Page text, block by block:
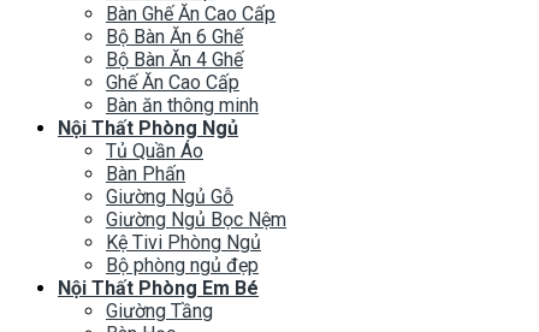
Bàn Ghế Ăn Cao Cấp
Bộ Bàn Ăn 6 Ghế
Bộ Bàn Ăn 4 Ghế
Ghế Ăn Cao Cấp
Bàn ăn thông minh
Nội Thất Phòng Ngủ
Tủ Quần Áo
Bàn Phấn
Giường Ngủ Gỗ
Giường Ngủ Bọc Nệm
Kệ Tivi Phòng Ngủ
Bộ phòng ngủ đẹp
Nội Thất Phòng Em Bé
Giường Tầng